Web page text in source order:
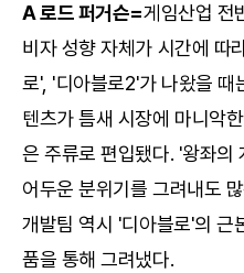
A 로드 퍼거슨=게임산업 전
비자 성향 자체가 시간에 따
로', '디아블로2'가 나왔을 때
텐츠가 틈새 시장에 마니악
은 주류로 편입됐다. '왕좌의
어두운 분위기를 그려내도
개발팀 역시 '디아블로'의 근
품을 통해 그려냈다.